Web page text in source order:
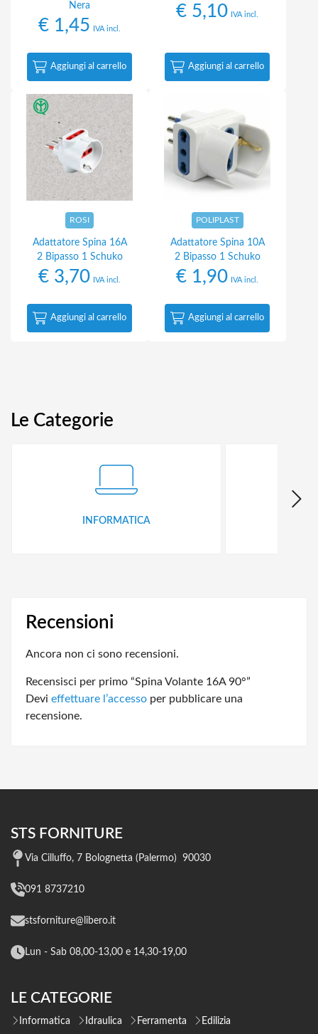
Nera
€ 1,45 IVA incl.
Aggiungi al carrello
€ 5,10 IVA incl.
Aggiungi al carrello
ROSI
Adattatore Spina 16A
2 Bipasso 1 Schuko
€ 3,70 IVA incl.
Aggiungi al carrello
POLIPLAST
Adattatore Spina 10A
2 Bipasso 1 Schuko
€ 1,90 IVA incl.
Aggiungi al carrello
Le Categorie
INFORMATICA
Recensioni
Ancora non ci sono recensioni.
Recensisci per primo “Spina Volante 16A 90°”
Devi effettuare l’accesso per pubblicare una
recensione.
STS FORNITURE
Via Cilluffo, 7 Bolognetta (Palermo) 90030
091 8737210
stsforniture@libero.it
Lun - Sab 08,00-13,00 e 14,30-19,00
LE CATEGORIE
Informatica Idraulica Ferramenta Edilizia